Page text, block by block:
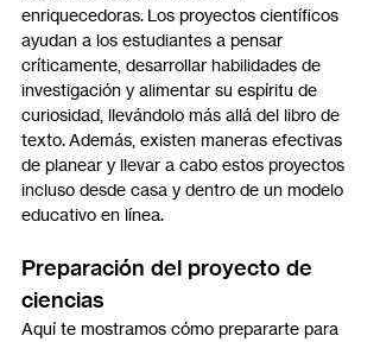
enriquecedoras. Los proyectos científicos
ayudan a los estudiantes a pensar
críticamente, desarrollar habilidades de
investigación y alimentar su espíritu de
curiosidad, llevándolo más allá del libro de
texto. Además, existen maneras efectivas
de planear y llevar a cabo estos proyectos
incluso desde casa y dentro de un modelo
educativo en línea.
Preparación del proyecto de
ciencias
Aquí te mostramos cómo prepararte para